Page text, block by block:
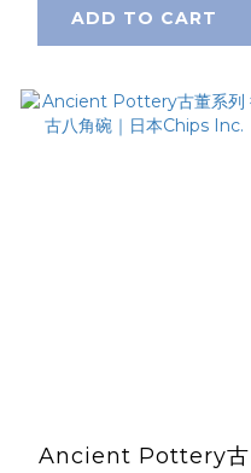
ADD TO CART
Ancient Pottery古